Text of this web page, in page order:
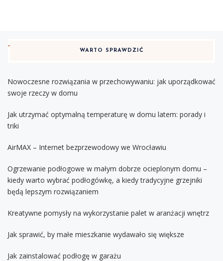
WARTO SPRAWDZIĆ
Nowoczesne rozwiązania w przechowywaniu: jak uporządkować
swoje rzeczy w domu
Jak utrzymać optymalną temperaturę w domu latem: porady i
triki
AirMAX – Internet bezprzewodowy we Wrocławiu
Ogrzewanie podłogowe w małym dobrze ocieplonym domu –
kiedy warto wybrać podłogówkę, a kiedy tradycyjne grzejniki
będą lepszym rozwiązaniem
Kreatywne pomysły na wykorzystanie palet w aranżacji wnętrz
Jak sprawić, by małe mieszkanie wydawało się większe
Jak zainstalować podłogę w garażu